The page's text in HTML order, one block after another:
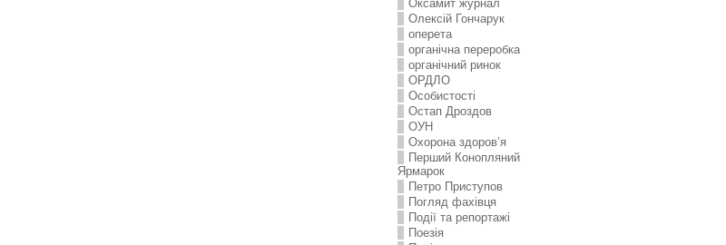
Оксамит журнал
Олексій Гончарук
оперета
органічна переробка
органічний ринок
ОРДЛО
Особистості
Остап Дроздов
ОУН
Охорона здоров’я
Перший Конопляний
Ярмарок
Петро Приступов
Погляд фахівця
Події та репортажі
Поезія